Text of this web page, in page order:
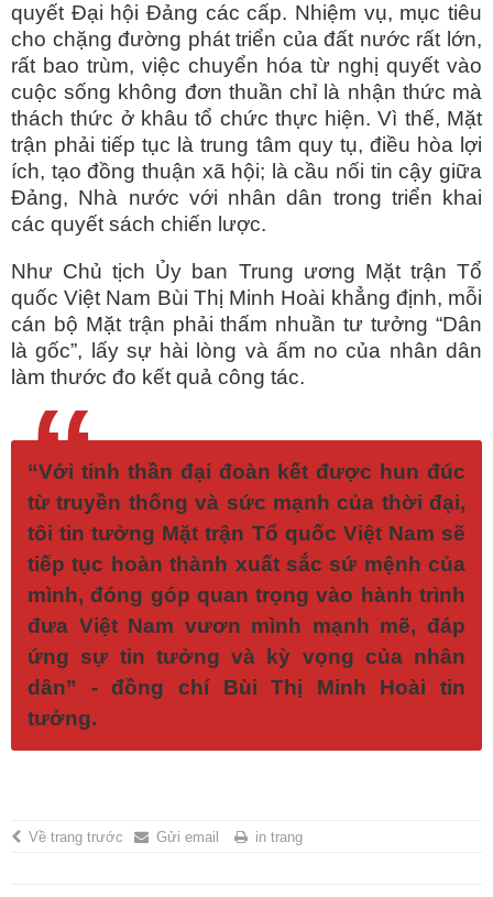
quyết Đại hội Đảng các cấp. Nhiệm vụ, mục tiêu
cho chặng đường phát triển của đất nước rất lớn,
rất bao trùm, việc chuyển hóa từ nghị quyết vào
cuộc sống không đơn thuần chỉ là nhận thức mà
thách thức ở khâu tổ chức thực hiện. Vì thế, Mặt
trận phải tiếp tục là trung tâm quy tụ, điều hòa lợi
ích, tạo đồng thuận xã hội; là cầu nối tin cậy giữa
Đảng, Nhà nước với nhân dân trong triển khai
các quyết sách chiến lược.
Như Chủ tịch Ủy ban Trung ương Mặt trận Tổ
quốc Việt Nam Bùi Thị Minh Hoài khẳng định, mỗi
cán bộ Mặt trận phải thấm nhuần tư tưởng “Dân
là gốc”, lấy sự hài lòng và ấm no của nhân dân
làm thước đo kết quả công tác.
“
“Với tinh thần đại đoàn kết được hun đúc
từ truyền thống và sức mạnh của thời đại,
tôi tin tưởng Mặt trận Tổ quốc Việt Nam sẽ
tiếp tục hoàn thành xuất sắc sứ mệnh của
mình, đóng góp quan trọng vào hành trình
đưa Việt Nam vươn mình mạnh mẽ, đáp
ứng sự tin tưởng và kỳ vọng của nhân
dân” - đồng chí Bùi Thị Minh Hoài tin
tưởng.
Về trang trước Gửi email in trang